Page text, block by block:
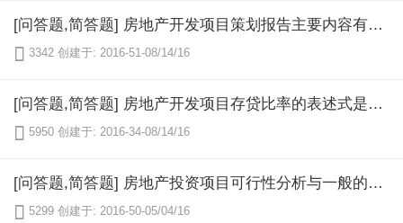
[问答题,简答题] 房地产开发项目策划报告主要内容有哪些？
 3342 创建于: 2016-51-08/14/16
[问答题,简答题] 房地产开发项目存贷比率的表述式是什么？
 5950 创建于: 2016-34-08/14/16
[问答题,简答题] 房地产投资项目可行性分析与一般的房地产估价的区别与联系？
 5299 创建于: 2016-50-05/04/16